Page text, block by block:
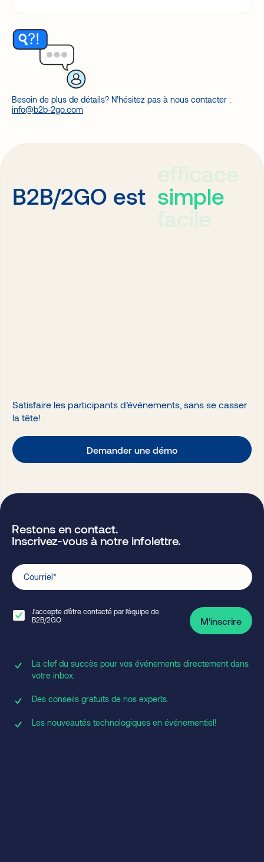
Besoin de plus de détails? N’hésitez pas à nous contacter :
info@b2b-2go.com
B2B/2GO est simple
facile
Satisfaire les participants d’événements, sans se casser
la tête!
Demander une démo
Restons en contact.
Inscrivez-vous à notre infolettre.
Courriel*
J'accepte d'être contacté par l'équipe de
B2B/2GO
M'inscrire
La clef du succès pour vos événements directement dans
votre inbox.
Des conseils gratuits de nos experts.
Les nouveautés technologiques en événementiel!